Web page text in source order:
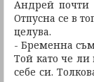
Андрей почти
Отпусна се в
целува.
- Бременна
Той като че
себе си.